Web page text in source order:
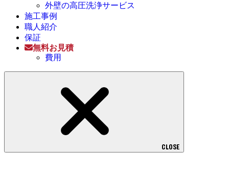
外壁の高圧洗浄サービス
施工事例
職人紹介
保証
無料お見積
費用
CLOSE